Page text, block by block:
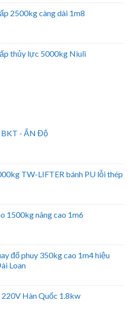
2500kg càng dài 1m8
thủy lực 5000kg Niuli
BKT - ẤN Độ
TW-LIFTER bánh PU lỗi thép
1500kg nâng cao 1m6
đổ phuy 350kg cao 1m4 hiệu
Loan
220V Hàn Quốc 1.8kw